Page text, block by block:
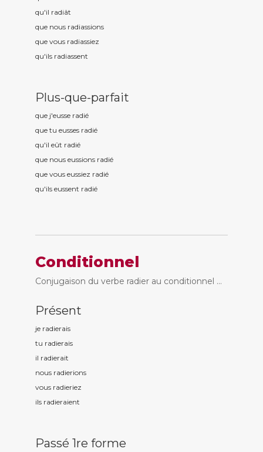
qu'il radiât
que nous radiassions
que vous radiassiez
qu'ils radiassent
Plus-que-parfait
que j'eusse radié
que tu eusses radié
qu'il eût radié
que nous eussions radié
que vous eussiez radié
qu'ils eussent radié
Conditionnel
Conjugaison du verbe radier au conditionnel ...
Présent
je radierais
tu radierais
il radierait
nous radierions
vous radieriez
ils radieraient
Passé 1re forme